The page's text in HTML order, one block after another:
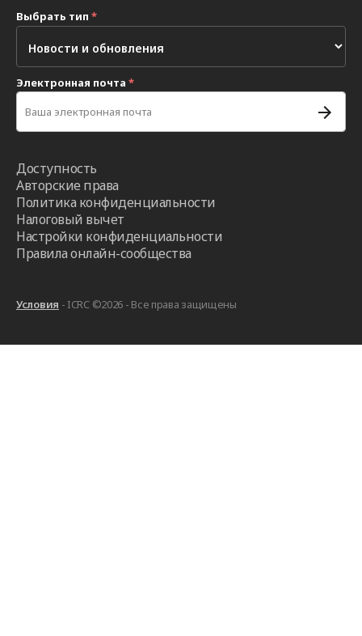
Выбрать тип *
Электронная почта *
Доступность
Авторские права
Политика конфиденциальности
Налоговый вычет
Настройки конфиденциальности
Правила онлайн-сообщества
Условия - ICRC ©2026 - Все права защищены